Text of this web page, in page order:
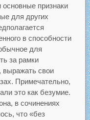
признаки
для других
в способности
для
за рамки
выражать свои
Примечательно,
это как безумие.
в сочинениях
что «без